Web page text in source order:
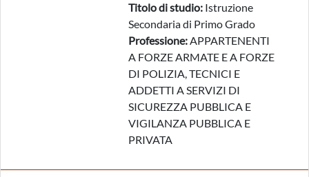
Titolo di studio: Istruzione
Secondaria di Primo Grado
Professione:APPARTENENTI
A FORZE ARMATE E A FORZE
DI POLIZIA, TECNICI E
ADDETTI A SERVIZI DI
SICUREZZA PUBBLICA E
VIGILANZA PUBBLICA E
PRIVATA